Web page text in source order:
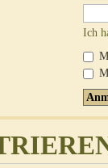
Ich